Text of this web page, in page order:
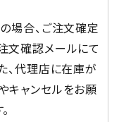
場合、ご注文確定
文確認メールにて
、代理店に在庫が
キャンセルをお願